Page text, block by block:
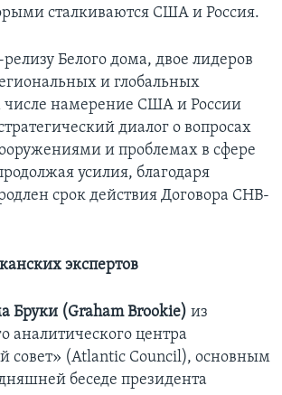
сталкиваются США и Россия.
релизу Белого дома, двое лидеров
и глобальных
числе намерение США и России
диалог о вопросах
и проблемах в сфере
усилия, благодаря
срок действия Договора СНВ-
экспертов
Бруки (Graham Brookie) из
аналитического центра
совет» (Atlantic Council), основным
беседе президента